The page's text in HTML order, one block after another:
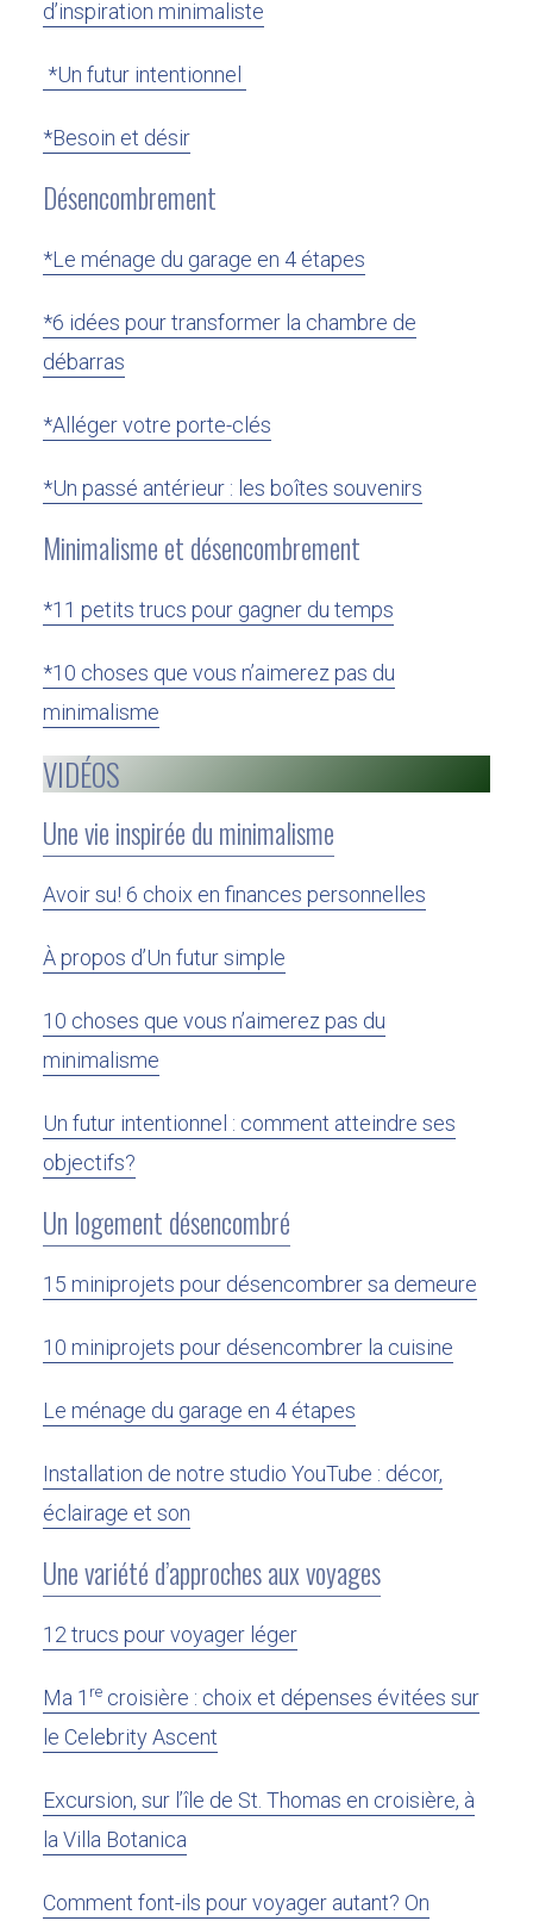
Répertoire des publications de 2025
ParJulie Charland
27 décembre 2025
6 min. de lecture
2 commentaires
d’inspiration minimaliste
*Un futur intentionnel
*Besoin et désir
Désencombrement
*Le ménage du garage en 4 étapes
*6 idées pour transformer la chambre de
débarras
*Alléger votre porte-clés
*Un passé antérieur : les boîtes souvenirs
Minimalisme et désencombrement
*11 petits trucs pour gagner du temps
*10 choses que vous n’aimerez pas du
minimalisme
VIDÉOS
Une vie inspirée du minimalisme
Avoir su! 6 choix en finances personnelles
À propos d’Un futur simple
10 choses que vous n’aimerez pas du
minimalisme
Un futur intentionnel : comment atteindre ses
objectifs?
Un logement désencombré
15 miniprojets pour désencombrer sa demeure
10 miniprojets pour désencombrer la cuisine
Le ménage du garage en 4 étapes
Installation de notre studio YouTube : décor,
éclairage et son
Une variété d’approches aux voyages
12 trucs pour voyager léger
Ma 1 recroisière : choix et dépenses évitées sur
le Celebrity Ascent
Excursion, sur l’île de St. Thomas en croisière, à
la Villa Botanica
Comment font-ils pour voyager autant? On